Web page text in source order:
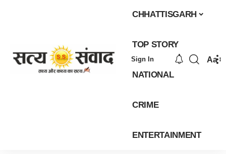
CHHATTISGARH
TOP STORY
NATIONAL
CRIME
ENTERTAINMENT
Sign In Aa